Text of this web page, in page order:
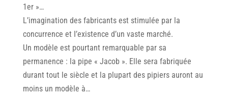
1er »…
L’imagination des fabricants est stimulée par la
concurrence et I’existence d’un vaste marché.
Un modèle est pourtant remarquable par sa
permanence : la pipe « Jacob ». Elle sera fabriquée
durant tout le siècle et la plupart des pipiers auront au
moins un modèle à…